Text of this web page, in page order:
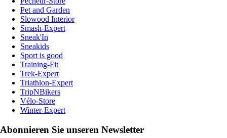
Pet and Garden
Slowood Interior
Smash-Expert
Sneak'In
Sneakids
Sport is good
Training-Fit
Trek-Expert
Triathlon-Expert
TripNBikers
Vélo-Store
Winter-Expert
Abonnieren Sie unseren Newsletter